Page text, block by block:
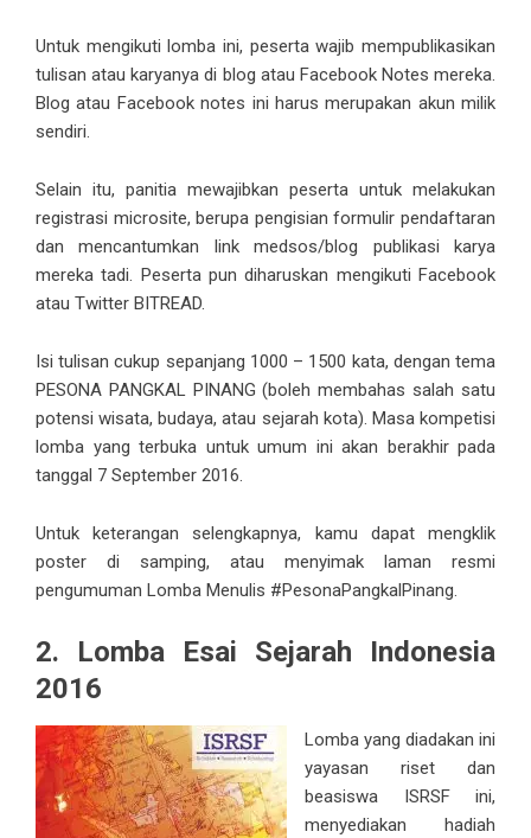
Untuk mengikuti lomba ini, peserta wajib mempublikasikan
tulisan atau karyanya di blog atau Facebook Notes mereka.
Blog atau Facebook notes ini harus merupakan akun milik
sendiri.
Selain itu, panitia mewajibkan peserta untuk melakukan
registrasi microsite, berupa pengisian formulir pendaftaran
dan mencantumkan link medsos/blog publikasi karya
mereka tadi. Peserta pun diharuskan mengikuti Facebook
atau Twitter BITREAD.
Isi tulisan cukup sepanjang 1000 – 1500 kata, dengan tema
PESONA PANGKAL PINANG (boleh membahas salah satu
potensi wisata, budaya, atau sejarah kota). Masa kompetisi
lomba yang terbuka untuk umum ini akan berakhir pada
tanggal 7 September 2016.
Untuk keterangan selengkapnya, kamu dapat mengklik
poster di samping, atau menyimak laman resmi
pengumuman Lomba Menulis #PesonaPangkalPinang.
2. Lomba Esai Sejarah Indonesia
2016
Lomba yang diadakan ini
yayasan riset dan
beasiswa ISRSF ini,
menyediakan hadiah